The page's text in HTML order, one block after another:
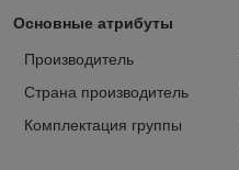
Основные атрибуты
Производитель
Страна производитель
Комплектация группы